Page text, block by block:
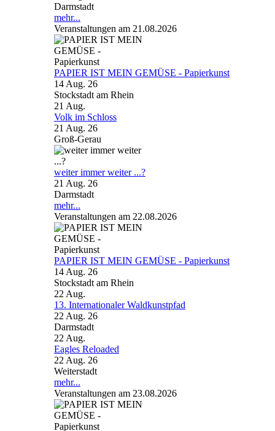
Darmstadt
mehr...
Veranstaltungen am 21.08.2026
PAPIER IST MEIN GEMÜSE - Papierkunst
14 Aug. 26
Stockstadt am Rhein
21 Aug.
Volk im Schloss
21 Aug. 26
Groß-Gerau
weiter immer weiter ...?
21 Aug. 26
Darmstadt
mehr...
Veranstaltungen am 22.08.2026
PAPIER IST MEIN GEMÜSE - Papierkunst
14 Aug. 26
Stockstadt am Rhein
22 Aug.
13. Internationaler Waldkunstpfad
22 Aug. 26
Darmstadt
22 Aug.
Eagles Reloaded
22 Aug. 26
Weiterstadt
mehr...
Veranstaltungen am 23.08.2026